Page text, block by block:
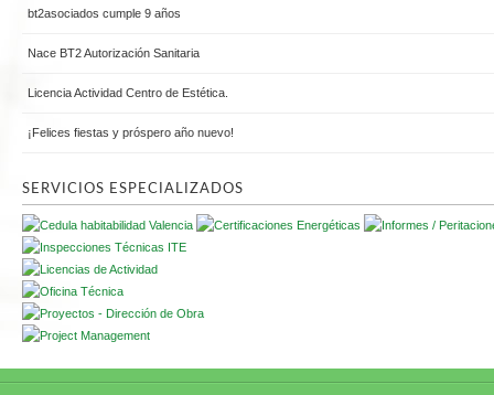
bt2asociados cumple 9 años
Nace BT2 Autorización Sanitaria
Licencia Actividad Centro de Estética.
¡Felices fiestas y próspero año nuevo!
SERVICIOS ESPECIALIZADOS